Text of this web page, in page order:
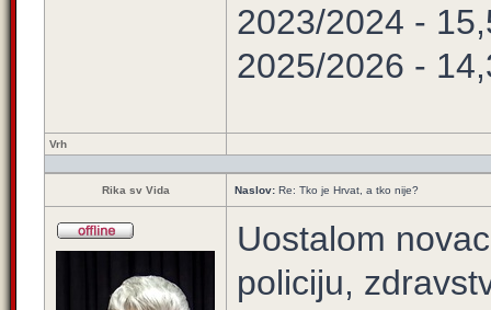
2023/2024 -
2025/2026 -
Vrh
Rika sv Vida Naslov: Re: Tko je Hrvat, a tko nije?
Uostalom
policiju,